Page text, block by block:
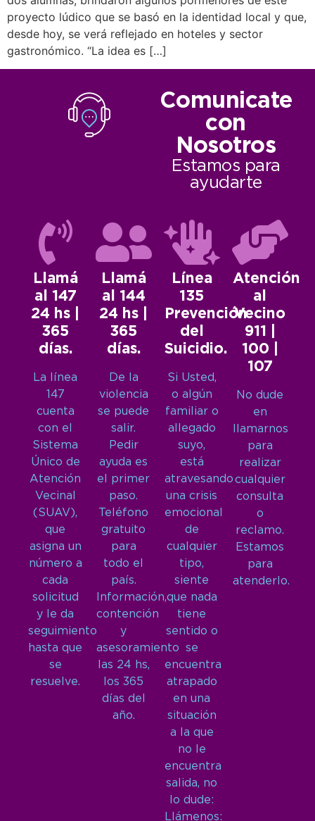
proyecto lúdico que se basó en la identidad local y que,
desde hoy, se verá reflejado en hoteles y sector
gastronómico. “La idea es […]
Comunicate
con
Nosotros
Estamos para
ayudarte
Llamá
al 147
24 hs |
365
días.
La línea
147
cuenta
con el
Sistema
Único de
Atención
Vecinal
(SUAV),
que
asigna un
número a
cada
solicitud
y le da
seguimiento
hasta que
se
resuelve.
Llamá
al 144
24 hs |
365
días.
De la
violencia
se puede
salir.
Pedir
ayuda es
el primer
paso.
Teléfono
gratuito
para
todo el
país.
Información,
contención
y
asesoramiento
las 24 hs,
los 365
días del
año.
Línea
135
Prevención
del
Suicidio.
Si Usted,
o algún
familiar o
allegado
suyo,
está
atravesando
una crisis
emocional
de
cualquier
tipo,
siente
que nada
tiene
sentido o
se
encuentra
atrapado
en una
situación
a la que
no le
encuentra
salida, no
lo dude:
Llámenos:
Atención
al
Vecino
911 |
100 |
107
No dude
en
llamarnos
para
realizar
cualquier
consulta
o
reclamo.
Estamos
para
atenderlo.